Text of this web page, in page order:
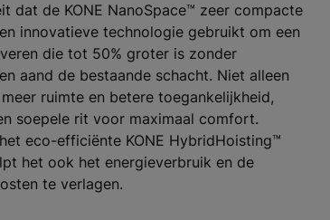
dat de KONE NanoSpace™ zeer compacte
innovatieve technologie gebruikt om een
die tot 50% groter is zonder
aand de bestaande schacht. Niet alleen
ruimte en betere toegankelijkheid,
soepele rit voor maximaal comfort.
eco-efficiënte KONE HybridHoisting™
het ook het energieverbruik en de
te verlagen.